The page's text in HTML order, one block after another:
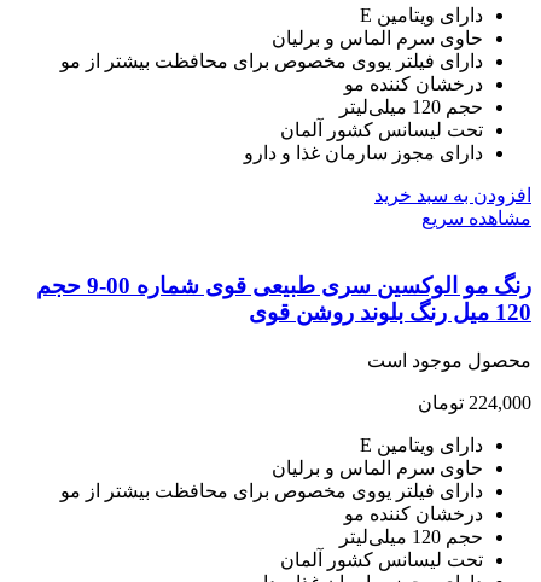
دارای ویتامین E
حاوی سرم الماس و برلیان
دارای فیلتر یووی مخصوص برای محافظت بیشتر از مو
درخشان کننده مو
حجم 120 میلی‌لیتر
تحت لیسانس کشور آلمان
دارای مجوز سارمان غذا و دارو
به سبد خرید
سریع
رنگ مو الوکسین سری طبیعی قوی شماره 00-9 حجم
قوی
موجود است
تومان
دارای ویتامین E
حاوی سرم الماس و برلیان
دارای فیلتر یووی مخصوص برای محافظت بیشتر از مو
درخشان کننده مو
حجم 120 میلی‌لیتر
تحت لیسانس کشور آلمان